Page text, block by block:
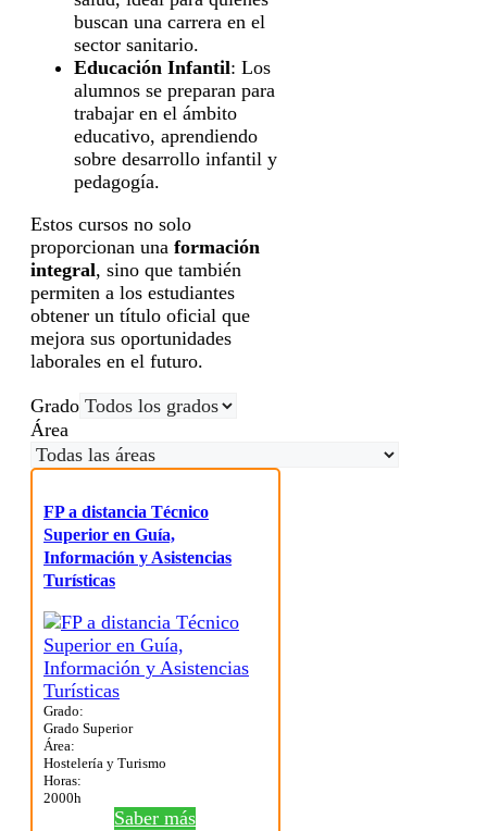
buscan una carrera en el
sector sanitario.
Educación Infantil: Los
alumnos se preparan para
trabajar en el ámbito
educativo, aprendiendo
sobre desarrollo infantil y
pedagogía.
Estos cursos no solo
proporcionan una formación
integral, sino que también
permiten a los estudiantes
obtener un título oficial que
mejora sus oportunidades
laborales en el futuro.
Grado
Área
FP a distancia Técnico
Superior en Guía,
Información y Asistencias
Turísticas
Grado:
Grado Superior
Área:
Hostelería y Turismo
Horas:
2000h
Saber más